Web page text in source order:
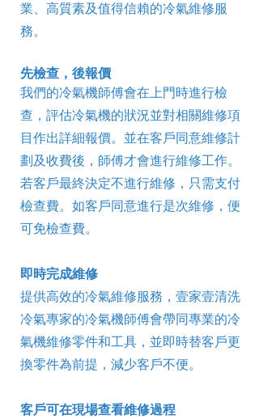
業、高質素及值得信賴的冷氣維修服
務。
先檢查，後報價
我們的冷氣機師傅會在上門時進行檢
查，評估冷氣機的狀況並對相關維修項
目作出詳細報價。並在客戶同意維修計
劃及收費後，師傅才會進行維修工作。
若客戶最終決定不進行維修，只需支付
檢查費。如客戶同意進行是次維修，便
可免檢查費。
即時完成維修
提供高效的冷氣維修服務，壹家壹清洗
冷氣專家的冷氣機師傅會帶同專業的冷
氣機維修零件和工具，並即時替客戶更
換零件為前提，減少客戶不便。
客戶可在現場查看維修過程